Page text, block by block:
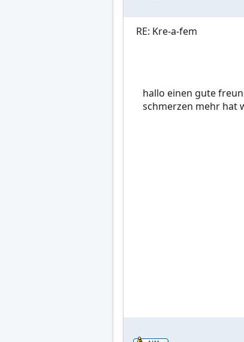
RE: Kre-a-fem
hallo einen gute
schmerzen mehr hat